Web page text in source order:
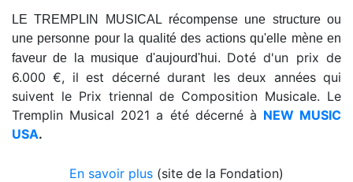
LE TREMPLIN MUSICAL récompense une structure ou
une personne pour la qualité des actions qu'elle mène en
faveur de la musique d'aujourd'hui. Doté d'un prix de
6.000 €, il est décerné durant les deux années qui
suivent le Prix triennal de Composition Musicale. Le
Tremplin Musical 2021 a été décerné à NEW MUSIC
USA.
En savoir plus (site de la Fondation)